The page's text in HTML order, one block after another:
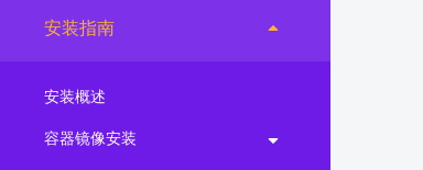
2.0.0 (LTS)
3.1.0 (EOM)
安装指南
安装概述
容器镜像安装